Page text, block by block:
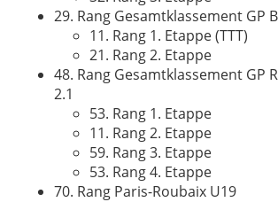
29. Rang Gesamtklassement GP
11. Rang 1. Etappe (TTT)
21. Rang 2. Etappe
48. Rang Gesamtklassement GP
2.1
53. Rang 1. Etappe
11. Rang 2. Etappe
59. Rang 3. Etappe
53. Rang 4. Etappe
70. Rang Paris-Roubaix U19